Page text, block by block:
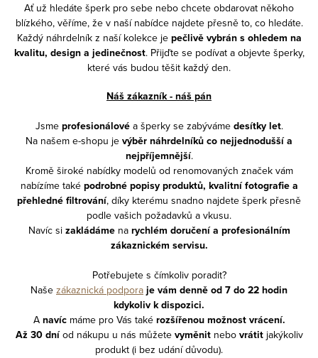
Ať už hledáte šperk pro sebe nebo chcete obdarovat někoho
blízkého, věříme, že v naší nabídce najdete přesně to, co hledáte.
Každý náhrdelník z naší kolekce je pečlivě vybrán s ohledem na
kvalitu, design a jedinečnost. Přijďte se podívat a objevte šperky,
které vás budou těšit každý den.
Náš zákazník - náš pán
Jsme profesionálovéa šperky se zabýváme desítky let.
Na našem e-shopu je výběr náhrdelníků co nejjednodušší a
nejpříjemnější.
Kromě široké nabídky modelů od renomovaných značek vám
nabízíme také podrobné popisy produktů, kvalitní fotografie a
přehledné filtrování, díky kterému snadno najdete šperk přesně
podle vašich požadavků a vkusu.
Navíc si zakládámena rychlém doručení a profesionálním
zákaznickém servisu.
Potřebujete s čímkoliv poradit?
Naše zákaznická podpora je vám denně od 7 do 22 hodin
kdykolivk dispozici.
A navícmáme pro Vás takérozšířenou možnost vrácení.
Až 30 dníod nákupu u nás můžete vyměnitnebo vrátitjakýkoliv
produkt (i bez udání důvodu).